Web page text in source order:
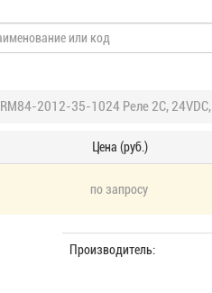
RM84-2012-35-1024 Реле 2C,
Цена (руб.)
по запросу
Производитель: